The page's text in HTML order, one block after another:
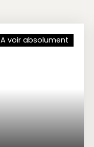
A voir absolument